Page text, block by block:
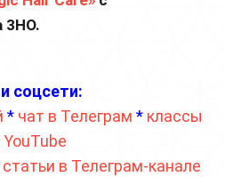
соцсети:
* чат в Телеграм * классы
YouTube
статьи в Телеграм-канале